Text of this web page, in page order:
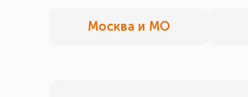
Москва и МО